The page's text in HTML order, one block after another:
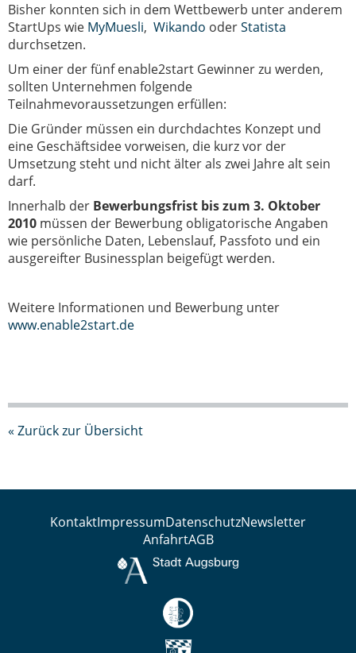
Bisher konnten sich in dem Wettbewerb unter anderem
StartUps wie MyMuesli, Wikando oderStatista
durchsetzen.
Um einer der fünf enable2start Gewinner zu werden,
sollten Unternehmen folgende
Teilnahmevoraussetzungen erfüllen:
Die Gründer müssen ein durchdachtes Konzept und
eine Geschäftsidee vorweisen, die kurz vor der
Umsetzung steht und nicht älter als zwei Jahre alt sein
darf.
Innerhalb der Bewerbungsfrist bis zum 3. Oktober
2010 müssen der Bewerbung obligatorische Angaben
wie persönliche Daten, Lebenslauf, Passfoto und ein
ausgereifter Businessplan beigefügt werden.
Weitere Informationen und Bewerbung unter
www.enable2start.de
« Zurück zur Übersicht
KontaktImpressumDatenschutzNewsletter
AnfahrtAGB